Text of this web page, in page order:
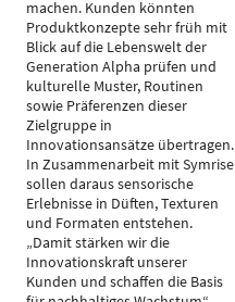
machen. Kunden könnten
Produktkonzepte sehr früh mit
Blick auf die Lebenswelt der
Generation Alpha prüfen und
kulturelle Muster, Routinen
sowie Präferenzen dieser
Zielgruppe in
Innovationsansätze übertragen.
In Zusammenarbeit mit Symrise
sollen daraus sensorische
Erlebnisse in Düften, Texturen
und Formaten entstehen.
„Damit stärken wir die
Innovationskraft unserer
Kunden und schaffen die Basis